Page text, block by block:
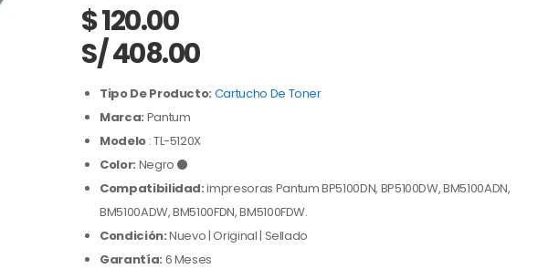
$120.00
S/ 408.00
Tipo De Producto: Cartucho De Toner
Marca: Pantum
Modelo: TL-5120X
Color: Negro ⚫
Compatibilidad:impresoras Pantum BP5100DN, BP5100DW, BM5100ADN,
BM5100ADW, BM5100FDN, BM5100FDW.
Condición:Nuevo | Original | Sellado
Garantía: 6 Meses